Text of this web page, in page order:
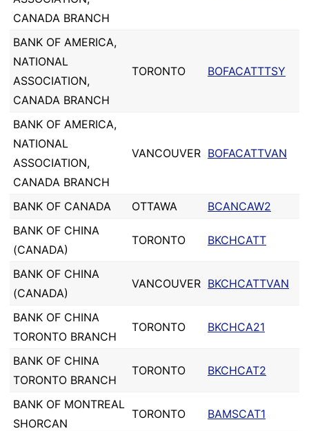
CANADA BRANCH
BANK OF AMERICA,
NATIONAL
ASSOCIATION,
CANADA BRANCH
TORONTO BOFACATTTSY
BANK OF AMERICA,
NATIONAL
ASSOCIATION,
CANADA BRANCH
VANCOUVER BOFACATTVAN
BANK OF CANADA OTTAWA
BCANCAW2
BANK OF CHINA
(CANADA)
TORONTO BKCHCATT
BANK OF CHINA
(CANADA)
VANCOUVER BKCHCATTVAN
BANK OF CHINA
TORONTO BRANCH
TORONTO BKCHCA21
BANK OF CHINA
TORONTO BRANCH
TORONTO BKCHCAT2
BANK OF MONTREAL
SHORCAN
TORONTO BAMSCAT1